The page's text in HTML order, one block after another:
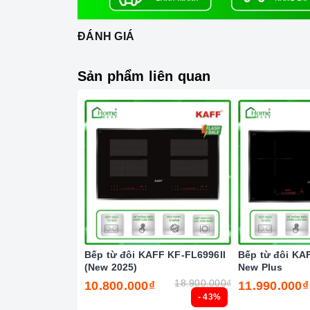
Tính năng khoá bảng điều khiển (khóa
hợp trẻ nghịch ngợm bấm lung tung làm
Cảnh báo dư nhiệt dùng để cảnh báo
ĐÁNH GIÁ
Sản phẩm liên quan
- 43%
Bếp từ đôi KAFF KF-FL6996II
(New 2025)
10.800.000₫ 18.900.000₫
Bếp từ đôi
New Plus
11.990.000₫